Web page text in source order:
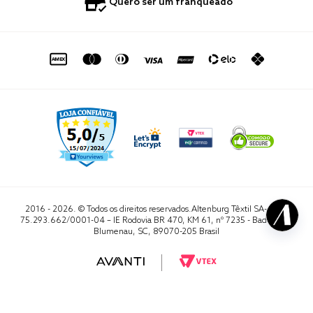
sac@altenburg.com.br
Quero ser um franqueado
2016 - 2026. © Todos os direitos reservados.Altenburg Têxtil SA- CNPJ
75.293.662/0001-04 – IE Rodovia BR 470, KM 61, nº 7235 - Badenfurt,
Blumenau, SC, 89070-205 Brasil